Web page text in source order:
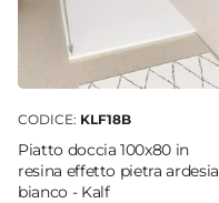
CODICE: KLF18B
Piatto doccia 100x80 in
resina effetto pietra ardesia
bianco - Kalf